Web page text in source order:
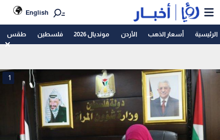
English
الرئيسية أسعار الذهب الأردن مونديال 2026 فلسطين طقس
1